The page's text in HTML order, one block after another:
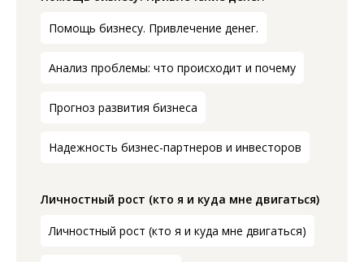
Помощь бизнесу. Привлечение денег.
Анализ проблемы: что происходит и почему
Прогноз развития бизнеса
Надежность бизнес-партнеров и инвесторов
Личностный рост (кто я и куда мне двигаться)
Личностный рост (кто я и куда мне двигаться)